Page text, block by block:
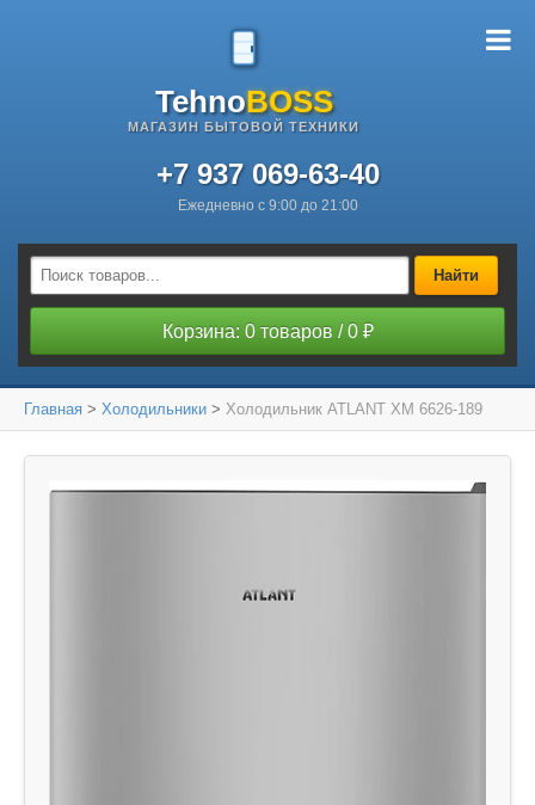
TehnoBOSS
МАГАЗИН БЫТОВОЙ ТЕХНИКИ
+7 937 069-63-40
Ежедневно с 9:00 до 21:00
Найти
Корзина: 0 товаров / 0 ₽
Главная > Холодильники > Холодильник ATLANT ХМ 6626-189